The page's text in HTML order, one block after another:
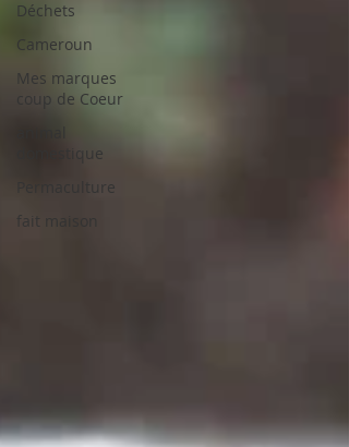
Déchets
Cameroun
Mes marques
coup de Coeur
domestique
Permaculture
fait maison